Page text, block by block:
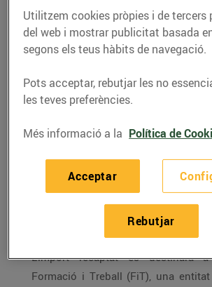
com el lliurament de
primera necessitat per a
escassos recursos
10 milions de donacions i
més d’1,8 milions
Esclat van realitzar
320.918
possible recaptar 55.553€ per
Formació i Treball a través de
L’import recaptat es destinarà
Formació i Treball (FiT), una
Utilitzem cookies pròpies i de tercers
del web i mostrar publicitat basada
segons els teus hàbits de navegació.
Pots acceptar, rebutjar les no
les teves preferències.
Més informació a la Política de
Rebutjar
Acceptar